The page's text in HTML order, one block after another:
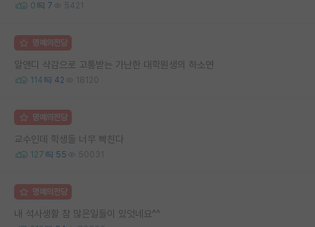
0 7 5421
명예의전당
알앤디 삭감으로 고통받는 가난한 대학원생의 하소연
114 42 18120
명예의전당
교수인데 학생들 너무 빡친다
127 55 50031
명예의전당
내 석사생활 참 많은일들이 있엇네요^^